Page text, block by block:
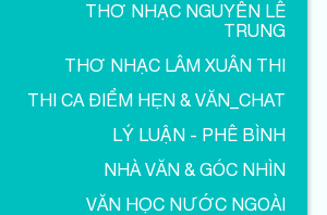
THƠ NHẠC NGUYỄN LÊ
TRUNG
THƠ NHẠC LÂM XUÂN THI
THI CA ĐIỂM HẸN & VĂN_CHAT
LÝ LUẬN - PHÊ BÌNH
NHÀ VĂN & GÓC NHÌN
VĂN HỌC NƯỚC NGOÀI